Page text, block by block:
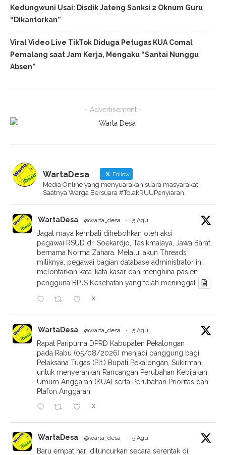
Kedungwuni Usai: Disdik Jateng Sanksi 2 Oknum Guru
“Dikantorkan”
Viral Video Live TikTok Diduga Petugas KUA Comal
Pemalang saat Jam Kerja, Mengaku “Santai Nunggu
Absen”
- Advertisement -
WartaDesa Follow
Media Online yang menyuarakan suara masyarakat
Saatnya Warga Bersuara #TolakRUUPenyiaran
WartaDesa @warta_desa · 5 Agu
Jagat maya kembali dihebohkan oleh aksi
pegawai RSUD dr. Soekardjo, Tasikmalaya, Jawa Barat,
bernama Norma Zahara. Melalui akun Threads
miliknya, pegawai bagian database administrator ini
melontarkan kata-kata kasar dan menghina pasien
pengguna BPJS Kesehatan yang telah meninggal
X
WartaDesa @warta_desa · 5 Agu
Rapat Paripurna DPRD Kabupaten Pekalongan
pada Rabu (05/08/2026) menjadi panggung bagi
Pelaksana Tugas (Plt.) Bupati Pekalongan, Sukirman,
untuk menyerahkan Rancangan Perubahan Kebijakan
Umum Anggaran (KUA) serta Perubahan Prioritas dan
Plafon Anggaran
X
WartaDesa @warta_desa · 5 Agu
Baru empat hari diluncurkan secara serentak di